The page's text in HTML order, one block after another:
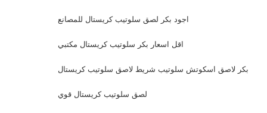
اجود بكر لصق سلوتيب كريستال للمصانع
اقل اسعار بكر سلوتيب كريستال مكتبي
بكر لاصق اسكوتش سلوتيب شريط لاصق سلوتيب كريستال
لصق سلوتيب كريستال قوي